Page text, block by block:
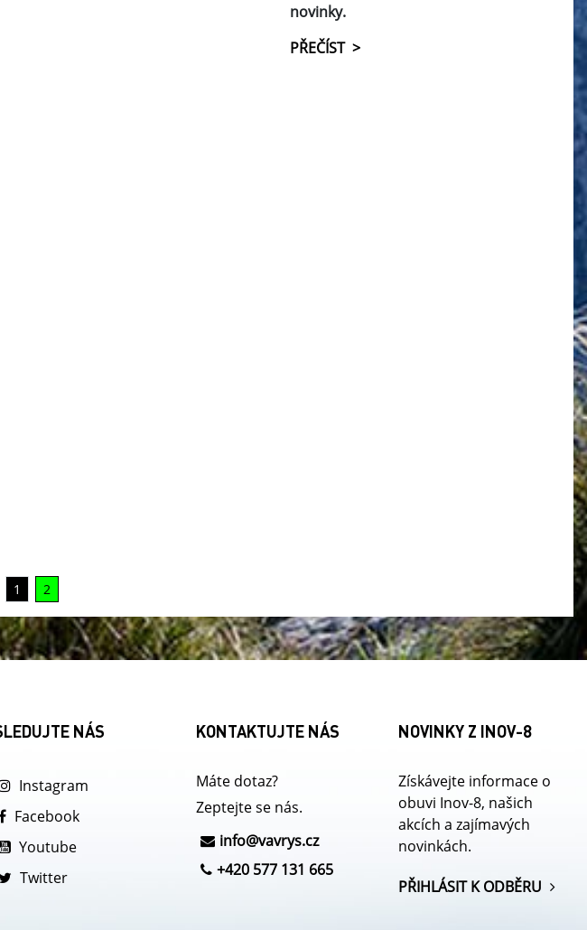
novinky.
PŘEČÍST >
1 2
NÁS
Instagram
Facebook
Youtube
Twitter
KONTAKTUJTE NÁS
Máte dotaz?
Zeptejte se nás.
info@vavrys.cz
+420 577 131 665
NOVINKY Z INOV-8
Získávejte informace o
obuvi Inov-8, našich
akcích a zajímavých
novinkách.
PŘIHLÁSIT K ODBĚRU